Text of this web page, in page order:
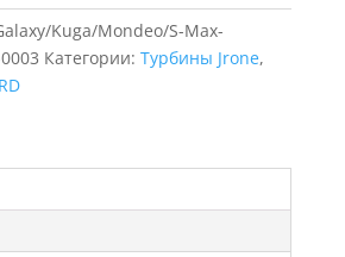
Mondeo/S-
Kuga/Mondeo/S-Max-
Категории: Турбины Jrone,